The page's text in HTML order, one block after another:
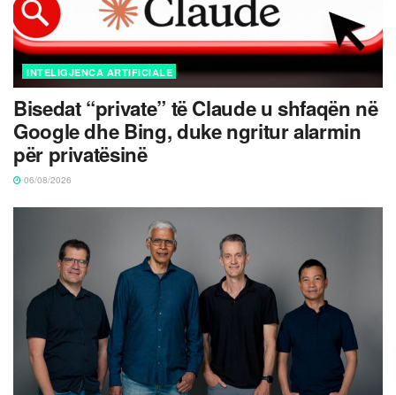
INTELIGJENCA ARTIFICIALE
Bisedat “private” të Claude u shfaqën në
Google dhe Bing, duke ngritur alarmin
për privatësinë
06/08/2026